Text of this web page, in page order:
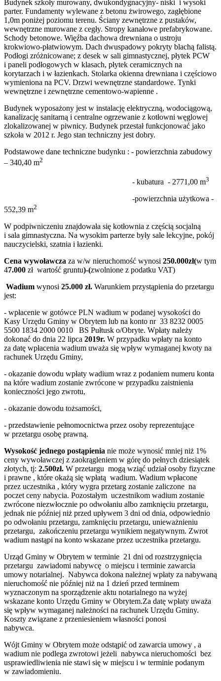
Budynek szkoły murowany, dwukondygnacyjny- niski i wysoki
parter. Fundamenty wylewane z betonu żwirowego, zagłębione
1,0m poniżej poziomu terenu. Ściany zewnętrzne z pustaków,
wewnętrzne murowane z cegły. Stropy kanałowe prefabrykowane.
Schody betonowe. Więźba dachowa drewniana o ustroju
krokwiowo-płatwiowym. Dach dwuspadowy pokryty blachą falistą.
Podłogi zróżnicowane; z desek w sali gimnastycznej, płytek PCW
i paneli podłogowych w klasach, płytek ceramicznych na
korytarzach i w łazienkach. Stolarka okienna drewniana i częściowo
wymieniona na PCV. Drzwi wewnętrzne standardowe. Tynki
wewnętrzne i zewnętrzne cementowo-wapienne .
Budynek wyposażony jest w instalację elektryczną, wodociągową,
kanalizację sanitarną i centralne ogrzewanie z kotłowni węglowej
zlokalizowanej w piwnicy. Budynek przestał funkcjonować jako
szkoła w 2012 r. Jego stan techniczny jest dobry.
Podstawowe dane techniczne budynku : - powierzchnia zabudowy
– 340,40 m2
- kubatura - 2771,00 m3
-powierzchnia użytkowa -
552,39 m2
W podpiwniczeniu znajdowała się kotłownia z częścią socjalną
i sala gimnastyczna. Na wysokim parterze były sale lekcyjne, pokój
nauczycielski, szatnia i łazienki.
Cena wywoławcza za w/w nieruchomość wynosi 250.000zł(w tym
47.000 zł wartość gruntu)-(zwolnione z podatku VAT)
Wadium wynosi 25.000 zł. Warunkiem przystąpienia do przetargu
jest:
- wpłacenie w gotówce PLN wadium w podanej wysokości do
Kasy Urzędu Gminy w Obrytem lub na konto nr 33 8232 0005
5500 1834 2000 0010 BS Pułtusk o/Obryte. Wpłaty należy
dokonać do dnia 22 lipca 2019r. W przypadku wpłaty na konto
za datę wpłacenia wadium uważa się wpływ wymaganej kwoty na
rachunek Urzędu Gminy,
- okazanie dowodu wpłaty wadium wraz z podaniem numeru konta
na które wadium zostanie zwrócone w przypadku zaistnienia
konieczności jego zwrotu,
- okazanie dowodu tożsamości,
- przedstawienie pełnomocnictwa przez osoby reprezentujące
w przetargu osobę prawną.
Wysokość jednego postąpienia nie może wynosić mniej niż 1%
ceny wywoławczej z zaokrągleniem w górę do pełnych dziesiątek
złotych, tj: 2.500zł. W przetargu mogą wziąć udział osoby fizyczne
i prawne , które okażą się wpłatą wadium. Wadium wpłacone
przez uczestnika , który wygra przetarg zostanie zaliczone na
poczet ceny nabycia. Pozostałym uczestnikom wadium zostanie
zwrócone niezwłocznie po odwołaniu albo zamknięciu przetargu,
jednak nie później niż przed upływem 3 dni od dnia, odpowiednio
po odwołaniu przetargu, zamknięciu przetargu, unieważnieniu
przetargu, zakończeniu przetargu wynikiem negatywnym. Zwrot
wadium nastąpi na konto wskazane przez uczestnika przetargu.
Urząd Gminy w Obrytem w terminie 21 dni od rozstrzygnięcia
przetargu zawiadomi nabywcę o miejscu i terminie zawarcia
umowy notarialnej. Nabywca dokona należnej wpłaty za nabywaną
nieruchomość nie później niż na 1 dzień przed terminem
wyznaczonym na sporządzenie aktu notarialnego na wyżej
wskazane konto Urzędu Gminy w Obrytem.Za datę wpłaty uważa
się wpływ wymaganej należności na rachunek Urzędu Gminy.
Koszty związane z przeniesieniem własności ponosi
nabywca.
Wójt Gminy w Obrytem może odstąpić od zawarcia umowy , a
wadium nie podlega zwrotowi jeżeli nabywca nieruchomości bez
usprawiedliwienia nie stawi się w miejscu i w terminie podanym
w zawiadomieniu.